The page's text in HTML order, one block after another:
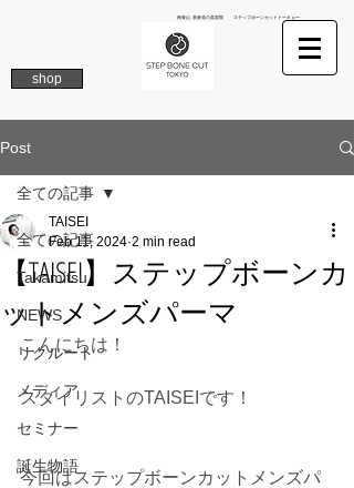
南青山 表参道の美容院 ステップボーンカットトーキョー
shop
Post
全ての記事
Takamitsu
NEWS
リクルート
メディア
セミナー
誕生物語
全ての記事
【TAISEI】ステップボーンカ
ットメンズパーマ
TAISEI
Feb 11, 2024 2 min read
こんにちは！
スタイリストのTAISEIです！
今回はステップボーンカットメンズパ